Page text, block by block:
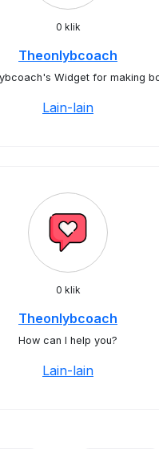
0 klik
Theonlybcoach
Widget for making
Lain-lain
0 klik
Theonlybcoach
How can I help you?
Lain-lain